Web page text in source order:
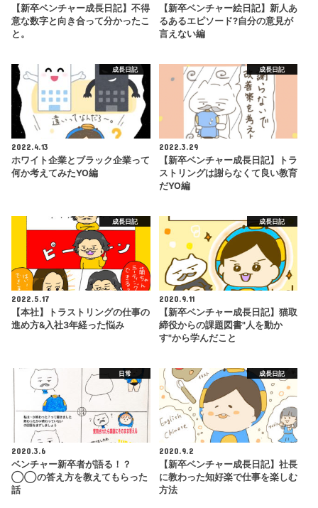
【新卒ベンチャー成長日記】不得
意な数字と向き合って分かったこ
と。
【新卒ベンチャー絵日記】新人あ
るあるエピソード?自分の意見が
言えない編
成長日記
2022.4.13
ホワイト企業とブラック企業って
何か考えてみたYO編
成長日記
2022.3.29
【新卒ベンチャー成長日記】トラ
ストリングは謝らなくて良い教育
だYO編
成長日記
2022.5.17
【本社】トラストリングの仕事の
進め方&入社3年経った悩み
成長日記
2020.9.11
【新卒ベンチャー成長日記】猫取
締役からの課題図書"人を動か
す"から学んだこと
日常
2020.3.6
ベンチャー新卒者が語る！？
◯◯の答え方を教えてもらった
話
成長日記
2020.9.2
【新卒ベンチャー成長日記】社長
に教わった知好楽で仕事を楽しむ
方法